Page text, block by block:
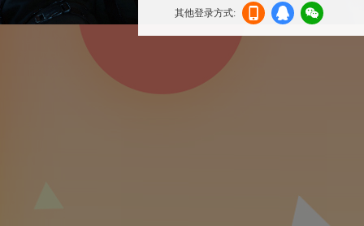
其他登录方式:
机登
登录
信登